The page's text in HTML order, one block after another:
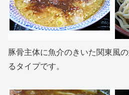
豚骨主体に魚介のきいた関東風
るタイプです。